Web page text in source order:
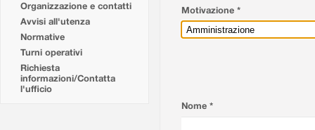
Organizzazione e contatti
Avvisi all'utenza
Normative
Turni operativi
Richiesta
informazioni/Contatta
l'ufficio
Motivazione *
Nome *